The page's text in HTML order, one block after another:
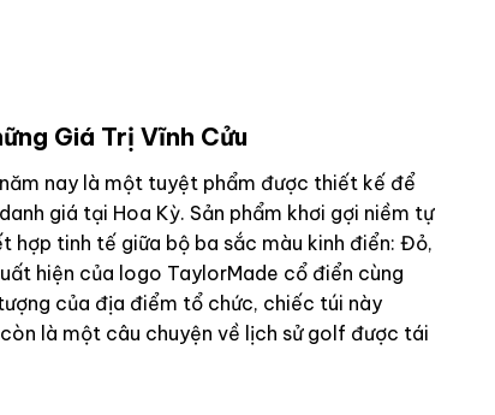
Giá Trị Vĩnh Cửu
nay là một tuyệt phẩm được thiết kế để
giá tại Hoa Kỳ. Sản phẩm khơi gợi niềm tự
hợp tinh tế giữa bộ ba sắc màu kinh điển: Đỏ,
hiện của logo TaylorMade cổ điển cùng
của địa điểm tổ chức, chiếc túi này
là một câu chuyện về lịch sử golf được tái